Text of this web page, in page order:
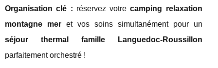
Organisation clé : réservez votrecamping relaxation
montagne meret vos soins simultanément pour un
séjour thermal famille Languedoc-Roussillon
parfaitement orchestré !